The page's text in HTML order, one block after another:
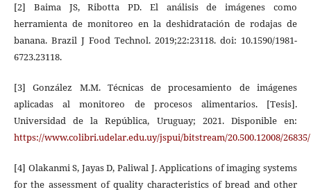
[2] Baima JS, Ribotta PD. El análisis de imágenes como
herramienta de monitoreo en la deshidratación de rodajas de
banana. Brazil J Food Technol. 2019;22:23118. doi: 10.1590/1981-
6723.23118.
[3] González M.M. Técnicas de procesamiento de imágenes
aplicadas al monitoreo de procesos alimentarios. [Tesis].
Universidad de la República, Uruguay; 2021. Disponible en:
https://www.colibri.udelar.edu.uy/jspui/bitstream/20.500.12008/
[4] Olakanmi S, Jayas D, Paliwal J. Applications of imaging systems
for the assessment of quality characteristics of bread and other